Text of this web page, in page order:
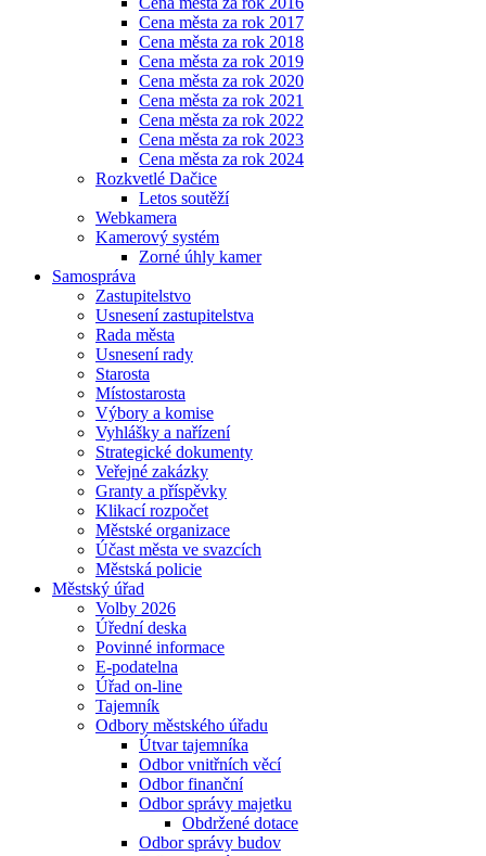
Cena města za rok 2017
Cena města za rok 2018
Cena města za rok 2019
Cena města za rok 2020
Cena města za rok 2021
Cena města za rok 2022
Cena města za rok 2023
Cena města za rok 2024
Rozkvetlé Dačice
Letos soutěží
Webkamera
Kamerový systém
Zorné úhly kamer
Samospráva
Zastupitelstvo
Usnesení zastupitelstva
Rada města
Usnesení rady
Starosta
Místostarosta
Výbory a komise
Vyhlášky a nařízení
Strategické dokumenty
Veřejné zakázky
Granty a příspěvky
Klikací rozpočet
Městské organizace
Účast města ve svazcích
Městská policie
Městský úřad
Volby 2026
Úřední deska
Povinné informace
E-podatelna
Úřad on-line
Tajemník
Odbory městského úřadu
Útvar tajemníka
Odbor vnitřních věcí
Odbor finanční
Odbor správy majetku
Obdržené dotace
Odbor správy budov